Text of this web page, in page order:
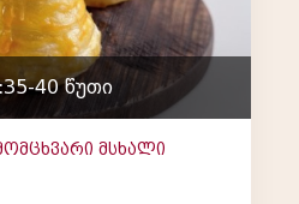
40 წუთი
მსხალი